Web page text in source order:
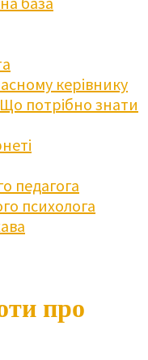
керівнику
потрібно знати
педагога
психолога
про